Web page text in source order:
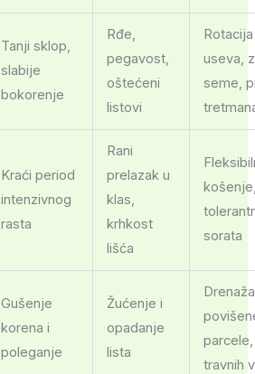
Tanji sklop,
slabije
bokorenje
Rđe,
pegavost,
oštećeni
listovi
Rotacija
useva,
seme,
Kraći period
intenzivnog
rasta
Rani
prelazak u
klas,
krhkost
lišća
sorata
Gušenje
korena i
poleganje
Žućenje i
opadanje
lista
travnih